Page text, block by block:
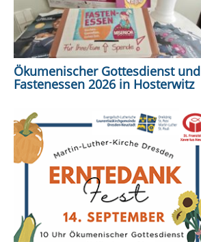
Ökumenischer Gottesdienst und
Fastenessen 2026 in Hosterwitz